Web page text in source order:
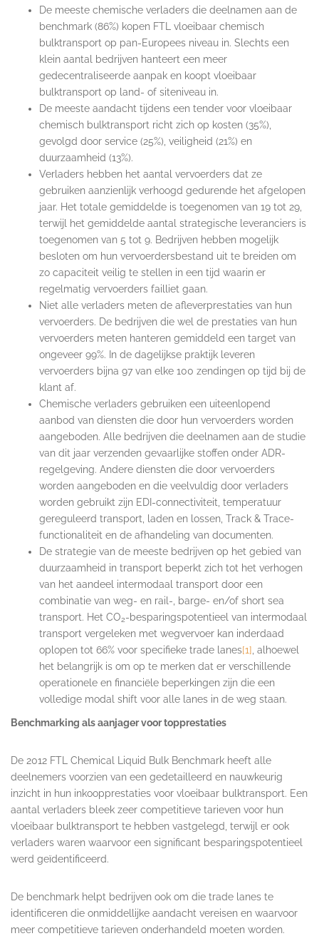
De meeste chemische verladers die deelnamen aan de
benchmark (86%) kopen FTL vloeibaar chemisch
bulktransport op pan-Europees niveau in. Slechts een
klein aantal bedrijven hanteert een meer
gedecentraliseerde aanpak en koopt vloeibaar
bulktransport op land- of siteniveau in.
De meeste aandacht tijdens een tender voor vloeibaar
chemisch bulktransport richt zich op kosten (35%),
gevolgd door service (25%), veiligheid (21%) en
duurzaamheid (13%).
Verladers hebben het aantal vervoerders dat ze
gebruiken aanzienlijk verhoogd gedurende het afgelopen
jaar. Het totale gemiddelde is toegenomen van 19 tot 29,
terwijl het gemiddelde aantal strategische leveranciers is
toegenomen van 5 tot 9. Bedrijven hebben mogelijk
besloten om hun vervoerdersbestand uit te breiden om
zo capaciteit veilig te stellen in een tijd waarin er
regelmatig vervoerders failliet gaan.
Niet alle verladers meten de afleverprestaties van hun
vervoerders. De bedrijven die wel de prestaties van hun
vervoerders meten hanteren gemiddeld een target van
ongeveer 99%. In de dagelijkse praktijk leveren
vervoerders bijna 97 van elke 100 zendingen op tijd bij de
klant af.
Chemische verladers gebruiken een uiteenlopend
aanbod van diensten die door hun vervoerders worden
aangeboden. Alle bedrijven die deelnamen aan de studie
van dit jaar verzenden gevaarlijke stoffen onder ADR-
regelgeving. Andere diensten die door vervoerders
worden aangeboden en die veelvuldig door verladers
worden gebruikt zijn EDI-connectiviteit, temperatuur
gereguleerd transport, laden en lossen, Track & Trace-
functionaliteit en de afhandeling van documenten.
De strategie van de meeste bedrijven op het gebied van
duurzaamheid in transport beperkt zich tot het verhogen
van het aandeel intermodaal transport door een
combinatie van weg- en rail-, barge- en/of short sea
transport. Het CO2-besparingspotentieel van intermodaal
transport vergeleken met wegvervoer kan inderdaad
oplopen tot 66% voor specifieke trade lanes[1] , alhoewel
het belangrijk is om op te merken dat er verschillende
operationele en financiële beperkingen zijn die een
volledige modal shift voor alle lanes in de weg staan.
Benchmarking als aanjager voor topprestaties
De 2012 FTL Chemical Liquid Bulk Benchmark heeft alle
deelnemers voorzien van een gedetailleerd en nauwkeurig
inzicht in hun inkoopprestaties voor vloeibaar bulktransport. Een
aantal verladers bleek zeer competitieve tarieven voor hun
vloeibaar bulktransport te hebben vastgelegd, terwijl er ook
verladers waren waarvoor een significant besparingspotentieel
werd geïdentificeerd.
De benchmark helpt bedrijven ook om die trade lanes te
identificeren die onmiddellijke aandacht vereisen en waarvoor
meer competitieve tarieven onderhandeld moeten worden.